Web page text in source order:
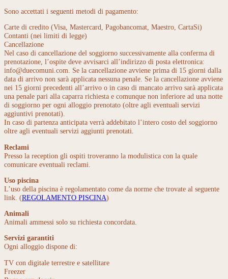
Sono accettati i seguenti metodi di pagamento:
Carte di credito (Visa, Mastercard, Pagobancomat, Maestro, CartaSi)
Contanti (nei limiti di legge)
Cancellazione
Nel caso di cancellazione del soggiorno successivamente alla conferma di
prenotazione, l’ospite deve avvisarci all’indirizzo di posta elettronica:
info@duecomuni.com. Se la cancellazione avviene prima di 15 giorni dalla
data di arrivo non sarà applicata nessuna penale. Se la cancellazione avviene
nei 15 giorni precedenti all’arrivo o in caso di mancato arrivo sarà applicata
una penale pari alla caparra richiesta e comunque non inferiore ad una notte
di soggiorno per ogni alloggio prenotato (oltre agli eventuali servizi
aggiuntivi prenotati).
In caso di partenza anticipata verrà addebitato l’intero costo del soggiorno
oltre agli eventuali servizi aggiunti prenotati.
Reclami
Presso la reception gli ospiti troveranno la modulistica con la quale
comunicare eventuali reclami.
Uso piscina
L’uso della piscina è regolamentato come da norme che trovate al seguente
link. (REGOLAMENTO PISCINA)
Animali
Animali ammessi solo su richiesta concordata.
Servizi garantiti
Ogni alloggio dispone di:
TV con digitale terrestre e satellitare
Freezer